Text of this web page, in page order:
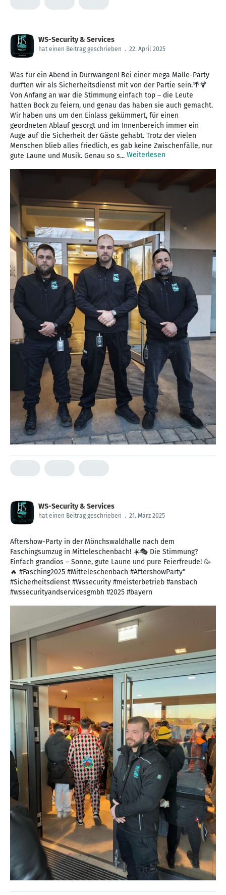
WS-Security & Services
hat einen Beitrag geschrieben . 22. April 2025
Was für ein Abend in Dürrwangen! Bei einer mega Malle-Party
durften wir als Sicherheitsdienst mit von der Partie sein.🌴🍹
Von Anfang an war die Stimmung einfach top – die Leute
hatten Bock zu feiern, und genau das haben sie auch gemacht.
Wir haben uns um den Einlass gekümmert, für einen
geordneten Ablauf gesorgt und im Innenbereich immer ein
Auge auf die Sicherheit der Gäste gehabt. Trotz der vielen
Menschen blieb alles friedlich, es gab keine Zwischenfälle, nur
gute Laune und Musik. Genau so s... Weiterlesen
WS-Security & Services
hat einen Beitrag geschrieben . 21. März 2025
Aftershow-Party in der Mönchswaldhalle nach dem
Faschingsumzug in Mitteleschenbach! ☀️🎭 Die Stimmung?
Einfach grandios – Sonne, gute Laune und pure Feierfreude! 🥳
🔥 #Fasching2025 #Mitteleschenbach #AftershowParty"
#Sicherheitsdienst #Wssecurity #meisterbetrieb #ansbach
#wssecurityandservicesgmbh #2025 #bayern